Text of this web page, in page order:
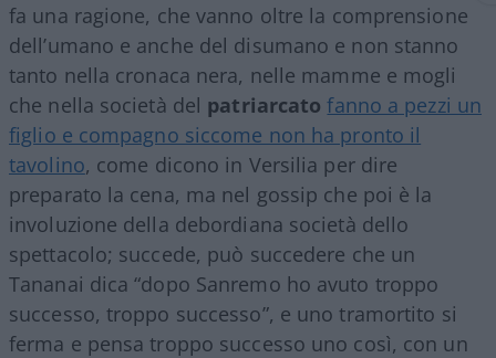
fa una ragione, che vanno oltre la comprensione
dell’umano e anche del disumano e non stanno
tanto nella cronaca nera, nelle mamme e mogli
che nella società del patriarcato fanno a pezzi un
figlio e compagno siccome non ha pronto il
tavolino, come dicono in Versilia per dire
preparato la cena, ma nel gossip che poi è la
involuzione della debordiana società dello
spettacolo; succede, può succedere che un
Tananai dica “dopo Sanremo ho avuto troppo
successo, troppo successo”, e uno tramortito si
ferma e pensa troppo successo uno così, con un